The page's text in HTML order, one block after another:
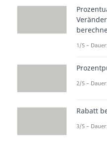
bekommst
bekommst
Zinsen.
Zinsensind
du Geld
ausleihst.
ausfallen,
1/5 –
2/5 –
Rabatt
3/5 –